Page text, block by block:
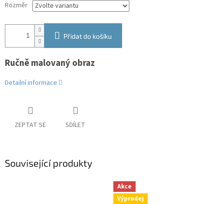
Rozměr
Přidat do košíku
Ručně malovaný obraz
Detailní informace
ZEPTAT SE SDÍLET
Související produkty
Akce
Výprodej